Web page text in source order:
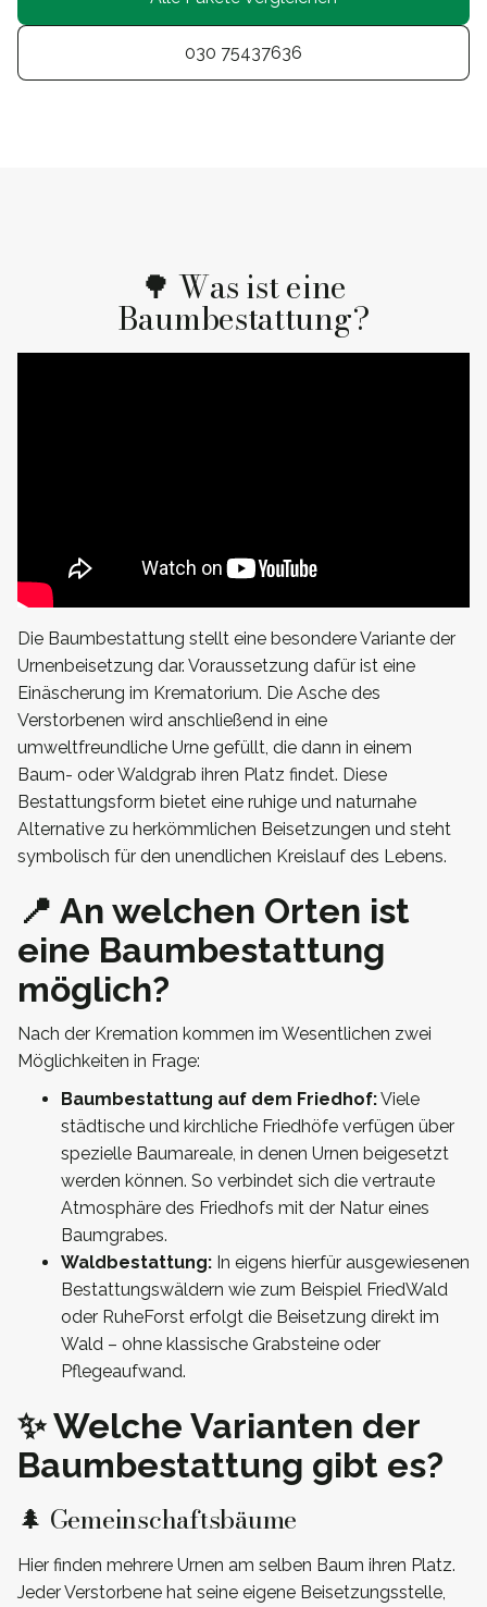
030 75437636
🌳 Was ist eine
Baumbestattung?
Die Baumbestattung stellt eine besondere Variante der
Urnenbeisetzung dar. Voraussetzung dafür ist eine
Einäscherung im Krematorium. Die Asche des
Verstorbenen wird anschließend in eine
umweltfreundliche Urne gefüllt, die dann in einem
Baum- oder Waldgrab ihren Platz findet. Diese
Bestattungsform bietet eine ruhige und naturnahe
Alternative zu herkömmlichen Beisetzungen und steht
symbolisch für den unendlichen Kreislauf des Lebens.
📍 An welchen Orten ist
eine Baumbestattung
möglich?
Nach der Kremation kommen im Wesentlichen zwei
Möglichkeiten in Frage:
Baumbestattung auf dem Friedhof:Viele
städtische und kirchliche Friedhöfe verfügen über
spezielle Baumareale, in denen Urnen beigesetzt
werden können. So verbindet sich die vertraute
Atmosphäre des Friedhofs mit der Natur eines
Baumgrabes.
Waldbestattung: In eigens hierfür ausgewiesenen
Bestattungswäldern wie zum Beispiel FriedWald
oder RuheForst erfolgt die Beisetzung direkt im
Wald – ohne klassische Grabsteine oder
Pflegeaufwand.
✨ Welche Varianten der
Baumbestattung gibt es?
🌲 Gemeinschaftsbäume
Hier finden mehrere Urnen am selben Baum ihren Platz.
Jeder Verstorbene hat seine eigene Beisetzungsstelle,